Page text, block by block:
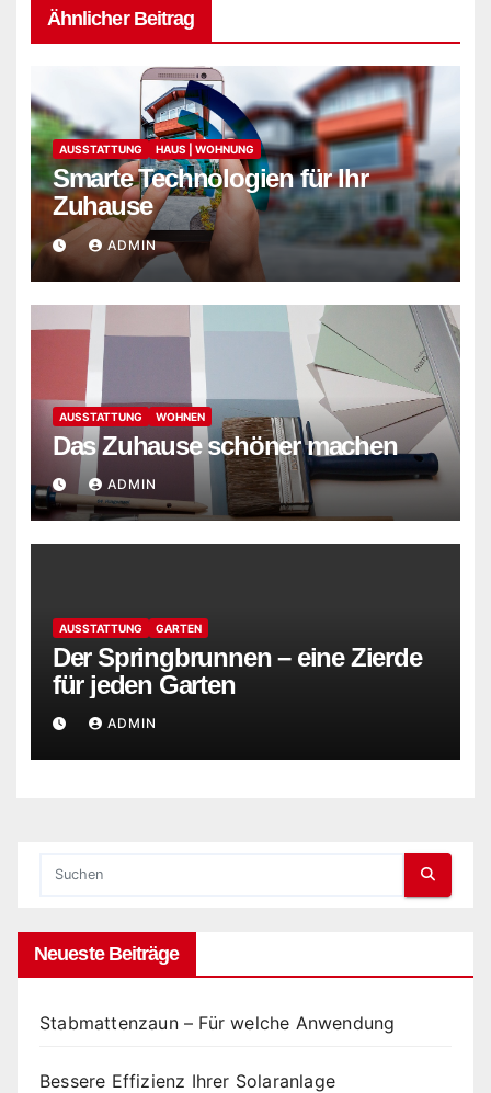
Ähnlicher Beitrag
AUSSTATTUNG HAUS | WOHNUNG
Smarte Technologien für Ihr
Zuhause
ADMIN
AUSSTATTUNG WOHNEN
Das Zuhause schöner machen
ADMIN
AUSSTATTUNG GARTEN
Der Springbrunnen – eine Zierde
für jeden Garten
ADMIN
Neueste Beiträge
Stabmattenzaun – Für welche Anwendung
Bessere Effizienz Ihrer Solaranlage